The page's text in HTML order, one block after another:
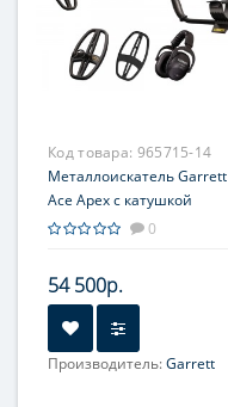
Код товара: 965715-14
Металлоискатель Garrett
Ace Apex с катушкой
6x11''и наушниками MS-3
0
54 500р.
Производитель:Garrett